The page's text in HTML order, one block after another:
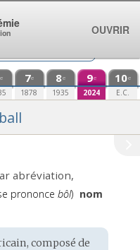
e 7e
1878
8e
1935
9e
2024
10e
E.C.
abréviation,
prononce bôl) nom
, composé de
OUVRIR